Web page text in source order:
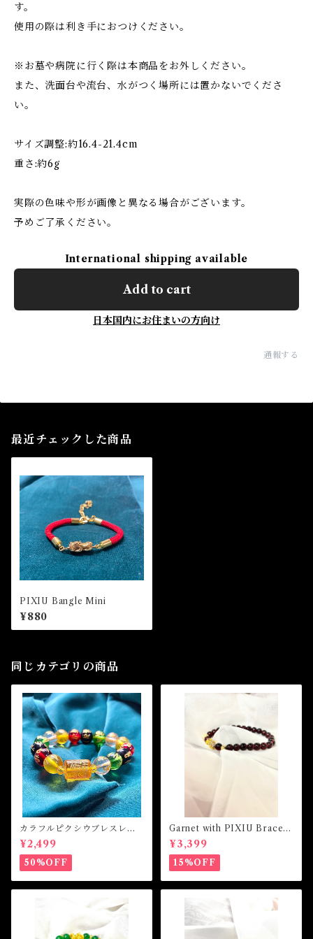
す。
使用の際は利き手におつけください。
※お墓や病院に行く際は本商品をお外しください。
また、洗面台や流台、水がつく場所には置かないでくださ
い。
サイズ調整:約16.4-21.4cm
重さ:約6g
実際の色味や形が画像と異なる場合がございます。
予めご了承ください。
International shipping available
Add to cart
日本国内にお住まいの方向け
通報する
最近チェックした商品
PIXIU Bangle Mini
¥880
同じカテゴリの商品
カラフルピクシウブレスレッ
ト
¥2,499
50%OFF
Garnet with PIXIU Bracele
t ガーネットウィズピクシウブ
レスレット
¥3,399
15%OFF